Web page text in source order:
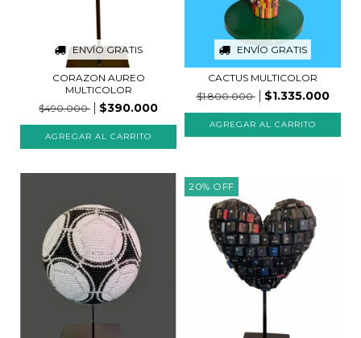
ENVÍO GRATIS
CORAZON AUREO
MULTICOLOR
$490.000
$390.000
ENVÍO GRATIS
CACTUS MULTICOLOR
$1.800.000
$1.335.000
20% OFF